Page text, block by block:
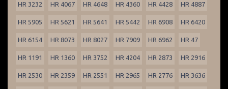
HR 3232 HR 4067 HR 4648 HR 4360 HR 4428 HR 4887
HR 5905 HR 5621 HR 5641 HR 5442 HR 6908 HR 6420
HR 6154 HR 8073 HR 8027 HR 7909 HR 6962 HR 47
HR 1191 HR 1360 HR 3752 HR 4204 HR 2873 HR 2916
HR 2530 HR 2359 HR 2551 HR 2965 HR 2776 HR 3636